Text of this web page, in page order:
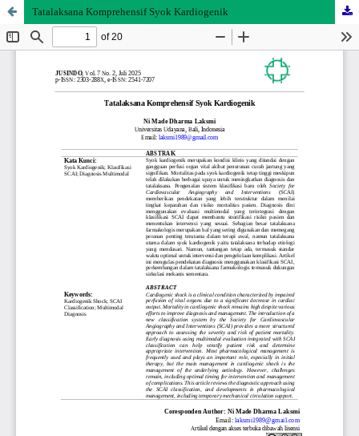
Tatalaksana Komprehensif Syok Kardiogenik